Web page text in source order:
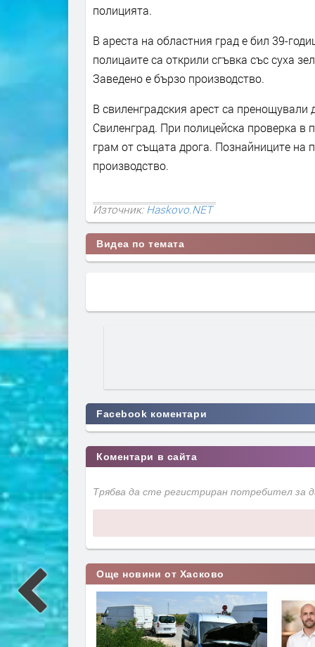
полицията.
В ареста на областния град е бил 39-
полицаите са открили сгъвка със суха
Заведено е бързо производство.
В свиленградския арест са
Свиленград. При полицейска проверка
грам от същата дрога. Познайниците на
производство.
Източник:Haskovo.NET
Видеа по темата
Facebook коментари
Коментари в сайта
Трябва да сте регистриран потребител
Още новини от Хасково